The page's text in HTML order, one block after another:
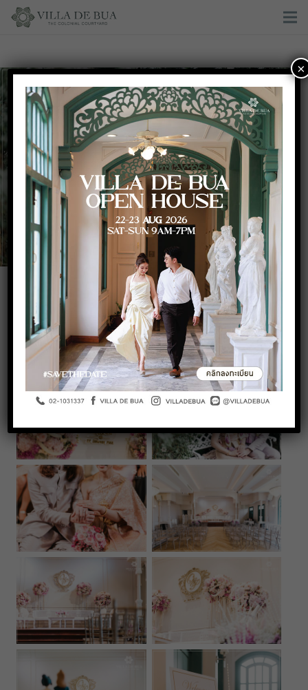
งานแต่งงานที่่อบอวลไปด้วยบรรยากาศแห่งความสุข
ด้วยการตกแต่งแบบไทยประยุกต์ในโทนขาว-ชมพู สวย
หวานและยังคงกลิ่นอายแบบไทยๆ
×